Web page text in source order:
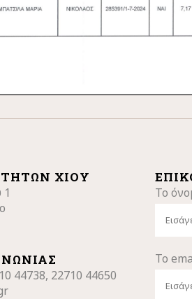
ΧΊΟΥ
44738, 22710 44650
Το
Το